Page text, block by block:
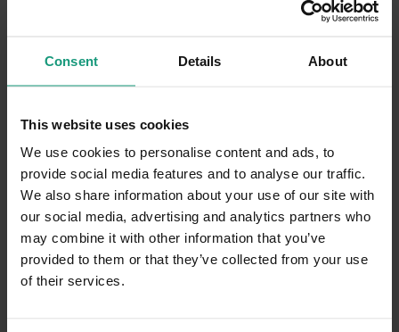
Consent Details About
This website uses cookies
We use cookies to personalise content and ads, to
provide social media features and to analyse our traffic.
We also share information about your use of our site with
our social media, advertising and analytics partners who
may combine it with other information that you’ve
provided to them or that they’ve collected from your use
of their services.
Ciężko pracujemy, aby sprostać wymaganiom
Komentarz sklepu
Dziękujemy bardzo za Twoją opinię! Twoja
recenzja wiele dla nas znaczy - dzięki niej
wiemy, że jesteśmy na właściwym torze :) Z
Urszula
moczu.
1/13/2025
0
0
ELŻBIETA